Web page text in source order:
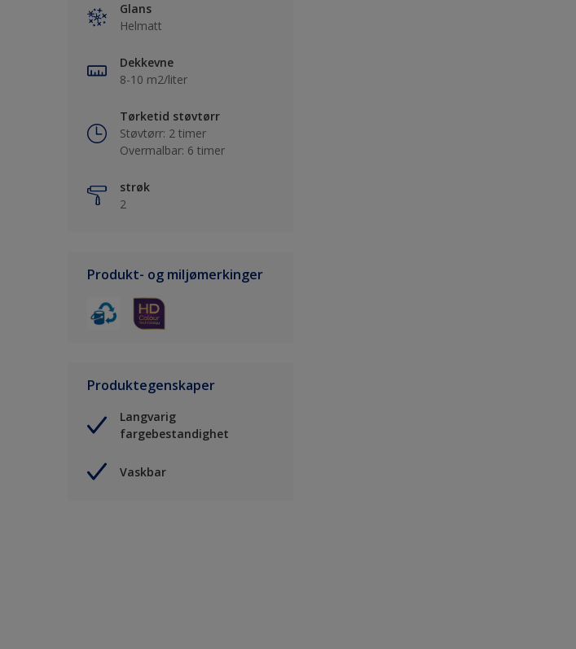
Glans
Helmatt
Dekkevne
8-10 m2/liter
Tørketid støvtørr
Støvtørr: 2 timer
Overmalbar: 6 timer
strøk
2
Produkt- og miljømerkinger
Produktegenskaper
Langvarig
fargebestandighet
Vaskbar